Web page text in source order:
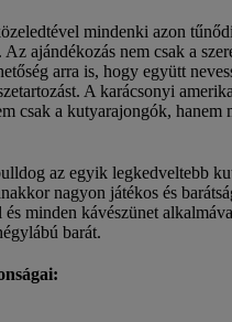
mindenki azon
Az ajándékozás nem csak a
arra is, hogy együtt
A karácsonyi
csak a kutyarajongók, hanem
az egyik legkedveltebb
nagyon játékos és
és minden kávészünet
barát.